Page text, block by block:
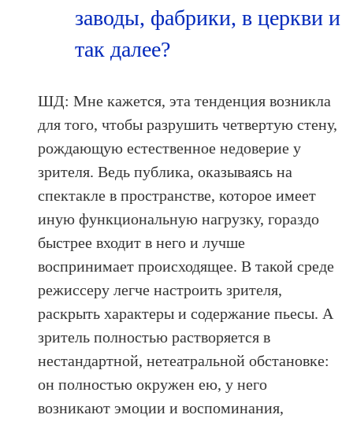
заводы, фабрики, в церкви и
так далее?
ШД: Мне кажется, эта тенденция возникла
для того, чтобы разрушить четвертую стену,
рождающую естественное недоверие у
зрителя. Ведь публика, оказываясь на
спектакле в пространстве, которое имеет
иную функциональную нагрузку, гораздо
быстрее входит в него и лучше
воспринимает происходящее. В такой среде
режиссеру легче настроить зрителя,
раскрыть характеры и содержание пьесы. А
зритель полностью растворяется в
нестандартной, нетеатральной обстановке:
он полностью окружен ею, у него
возникают эмоции и воспоминания,